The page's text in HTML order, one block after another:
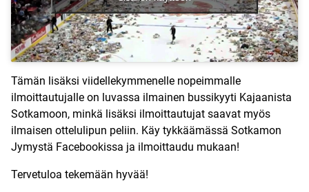
Tämän lisäksi viidellekymmenelle nopeimmalle
ilmoittautujalle on luvassa ilmainen bussikyyti Kajaanista
Sotkamoon, minkä lisäksi ilmoittautujat saavat myös
ilmaisen ottelulipun peliin. Käy tykkäämässä Sotkamon
Jymystä Facebookissa ja ilmoittaudu mukaan!
Tervetuloa tekemään hyvää!